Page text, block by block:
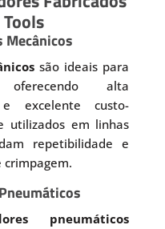
são ideais para
oferecendo alta
e excelente custo-
utilizados em linhas
repetibilidade e
crimpagem.
pneumáticos